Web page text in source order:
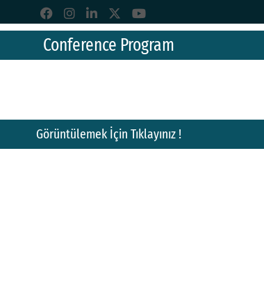
Conference Program
Görüntülemek İçin Tıklayınız !